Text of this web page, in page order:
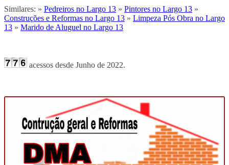
Similares: » Pedreiros no Largo 13 » Pintores no Largo 13 »
Construções e Reformas no Largo 13 » Limpeza Pós Obra no Largo
13 » Marido de Aluguel no Largo 13
acessos desde Junho de 2022.